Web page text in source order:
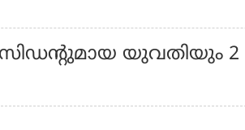
യുവതിയും 2